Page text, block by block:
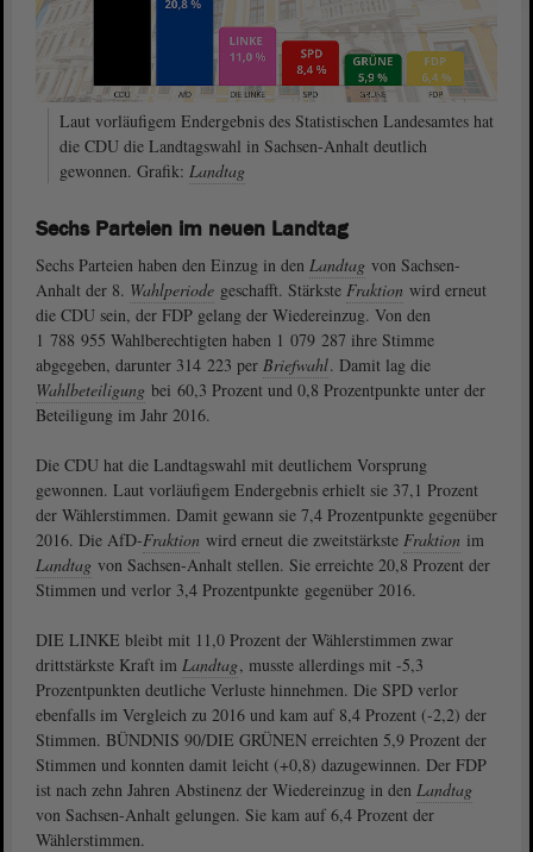
Laut vorläufigem Endergebnis des Statistischen Landesamtes hat
die CDU die Landtagswahl in Sachsen-Anhalt deutlich
gewonnen. Grafik: Landtag
Sechs Parteien im neuen Landtag
Sechs Parteien haben den Einzug in den Landtag von Sachsen-
Anhalt der 8. Wahlperiode geschafft. Stärkste Fraktion wird erneut
die CDU sein, der FDP gelang der Wiedereinzug. Von den
1 788 955 Wahlberechtigten haben 1 079 287 ihre Stimme
abgegeben, darunter 314 223 per Briefwahl. Damit lag die
Wahlbeteiligung bei 60,3 Prozent und 0,8 Prozentpunkte unter der
Beteiligung im Jahr 2016.
Die CDU hat die Landtagswahl mit deutlichem Vorsprung
gewonnen. Laut vorläufigem Endergebnis erhielt sie 37,1 Prozent
der Wählerstimmen. Damit gewann sie 7,4 Prozentpunkte gegenüber
2016. Die AfD-Fraktion wird erneut die zweitstärkste Fraktion im
Landtag von Sachsen-Anhalt stellen. Sie erreichte 20,8 Prozent der
Stimmen und verlor 3,4 Prozentpunkte gegenüber 2016.
DIE LINKE bleibt mit 11,0 Prozent der Wählerstimmen zwar
drittstärkste Kraft im Landtag, musste allerdings mit -5,3
Prozentpunkten deutliche Verluste hinnehmen. Die SPD verlor
ebenfalls im Vergleich zu 2016 und kam auf 8,4 Prozent (-2,2) der
Stimmen. BÜNDNIS 90/DIE GRÜNEN erreichten 5,9 Prozent der
Stimmen und konnten damit leicht (+0,8) dazugewinnen. Der FDP
ist nach zehn Jahren Abstinenz der Wiedereinzug in den Landtag
von Sachsen-Anhalt gelungen. Sie kam auf 6,4 Prozent der
Wählerstimmen.